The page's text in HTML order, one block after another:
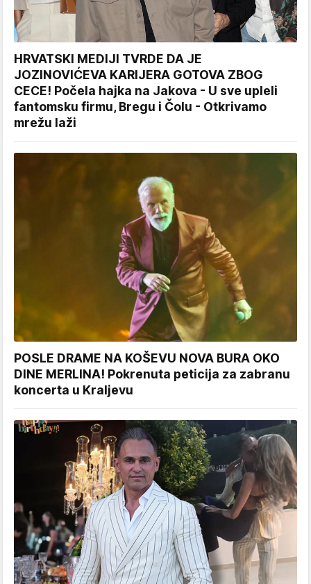
HRVATSKI MEDIJI TVRDE DA JE
JOZINOVIĆEVA KARIJERA GOTOVA ZBOG
CECE! Počela hajka na Jakova - U sve upleli
fantomsku firmu, Bregu i Čolu - Otkrivamo
mrežu laži
POSLE DRAME NA KOŠEVU NOVA BURA OKO
DINE MERLINA! Pokrenuta peticija za zabranu
koncerta u Kraljevu